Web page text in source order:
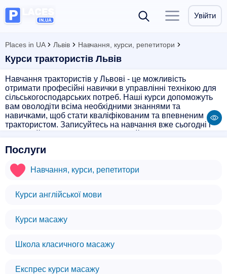
Увійти
Places in UA Львів Навчання, курси, репетитори
Курси трактористів Львів
Навчання трактористів у Львові - це можливість
отримати професійні навички в управлінні технікою для
сільськогосподарських потреб. Наші курси допоможуть
вам оволодіти всіма необхідними знаннями та
навичками, щоб стати кваліфікованим та впевненим
трактористом. Записуйтесь на навчання вже сьогодні і
Послуги
Навчання, курси, репетитори
Курси англійської мови
Курси масажу
Школа класичного масажу
Експрес курси масажу